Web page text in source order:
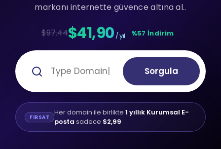
markanı internette güvence altına al..
$97.44$41,90 / yıl %57 İndirim
Sorgula
FIRSAT Her domain ile birlikte 1 yıllık Kurumsal E-
posta sadece $2,99